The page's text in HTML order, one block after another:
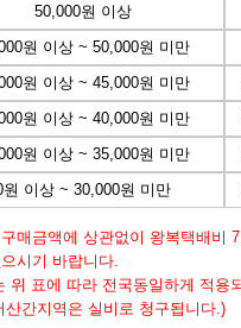
50,000원 이상
원 이상 ~ 50,000원 미만
원 이상 ~ 45,000원 미만
원 이상 ~ 40,000원 미만
원 이상 ~ 35,000원 미만
원 이상 ~ 30,000원 미만
매금액에 상관없이 왕복택배비
시기 바랍니다.
위 표에 따라 전국동일하게 적용
산간지역은 실비로 청구됩니다.)